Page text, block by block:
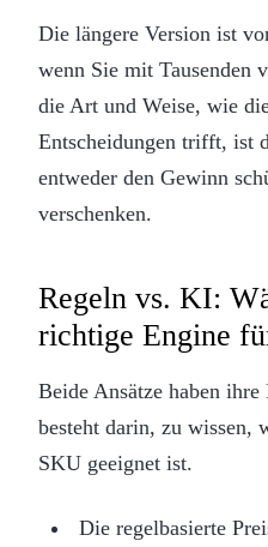
Die längere Version ist
wenn Sie mit Tausenden
die Art und Weise, wie
Entscheidungen trifft, ist
entweder den Gewinn
verschenken.
Regeln vs. KI:
richtige Engine
Beide Ansätze haben
besteht darin, zu wissen,
SKU geeignet ist.
Die regelbasierte